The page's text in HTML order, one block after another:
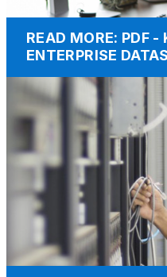
READ MORE: PDF -
ENTERPRISE